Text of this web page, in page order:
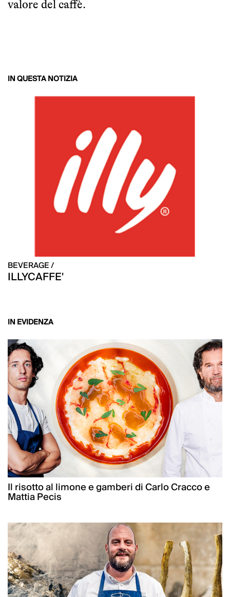
valore del caffè.
IN QUESTA NOTIZIA
BEVERAGE /
ILLYCAFFE'
IN EVIDENZA
Il risotto al limone e gamberi di Carlo Cracco e
Mattia Pecis